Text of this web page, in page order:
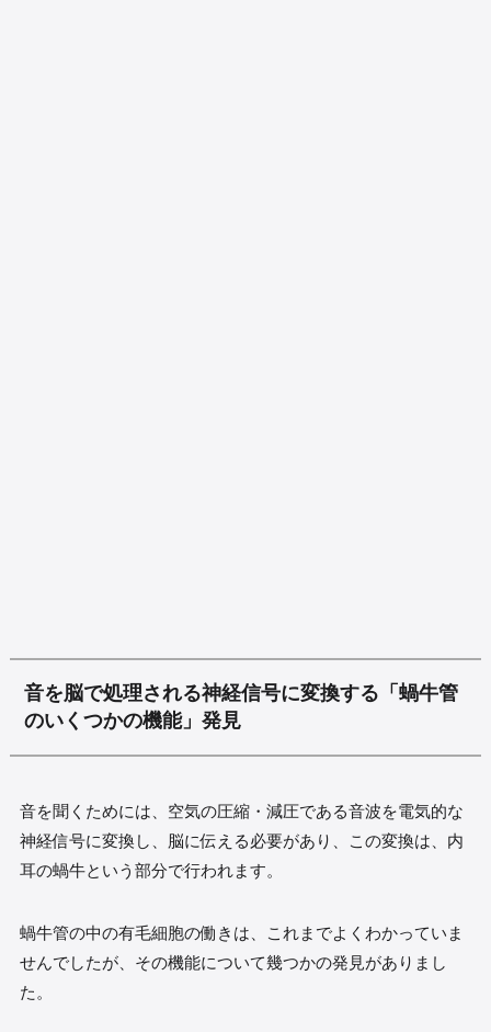
音を脳で処理される神経信号に変換する「蝸牛管
のいくつかの機能」発見
音を聞くためには、空気の圧縮・減圧である音波を電気的な
神経信号に変換し、脳に伝える必要があり、この変換は、内
耳の蝸牛という部分で行われます。
蝸牛管の中の有毛細胞の働きは、これまでよくわかっていま
せんでしたが、その機能について幾つかの発見がありまし
た。